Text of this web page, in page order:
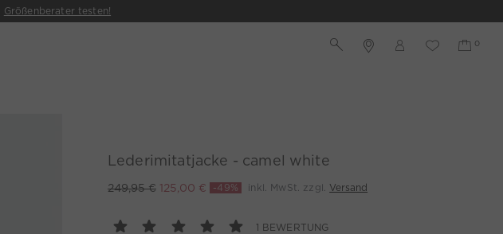
Größenberater testen!
Lederimitatjacke - camel white
249,95 € 125,00 € -49% inkl. MwSt. zzgl. Versand
1 BEWERTUNG